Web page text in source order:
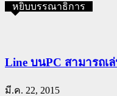
หยิบบรรณาธิการ
Line บนPC สามารถเ
มี.ค. 22, 2015